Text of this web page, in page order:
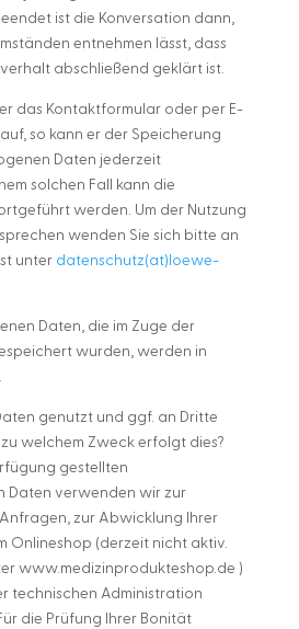
ist die Konversation dann,
entnehmen lässt, dass
abschließend geklärt ist.
das Kontaktformular oder per E-
so kann er der Speicherung
Daten jederzeit
solchen Fall kann die
werden. Um der Nutzung
wenden Sie sich bitte an
unter datenschutz(at)loewe-
Daten, die im Zuge der
wurden, werden in
genutzt und ggf. an Dritte
welchem Zweck erfolgt dies?
gestellten
Daten verwenden wir zur
zur Abwicklung Ihrer
Onlineshop (derzeit nicht aktiv.
www.medizinprodukteshop.de )
technischen Administration
die Prüfung Ihrer Bonität